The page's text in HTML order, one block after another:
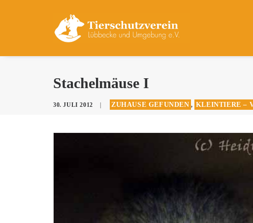
Stachelmäuse I
30. JULI 2012 ZUHAUSE GEFUNDEN , KLEINTIERE –